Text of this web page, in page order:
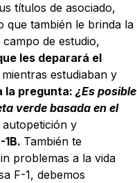
títulos de asociado,
que también le brinda la
de estudio,
les deparará el
estudiaban y
la pregunta: ¿Es posible
verde basada en el
autopetición y
También te
problemas a la vida
F-1, debemos